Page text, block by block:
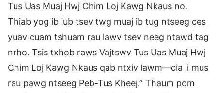
Tus Uas Muaj Hwj Chim Loj Kawg Nkaus no.
Thiab yog ib lub tsev twg muaj ib tug ntseeg ces
yuav cuam tshuam rau lawv tsev neeg ntawd tag
nrho. Tsis txhob raws Vajtswv Tus Uas Muaj Hwj
Chim Loj Kawg Nkaus qab ntxiv lawm—cia li mus
rau pawg ntseeg Peb-Tus Kheej.” Thaum pom